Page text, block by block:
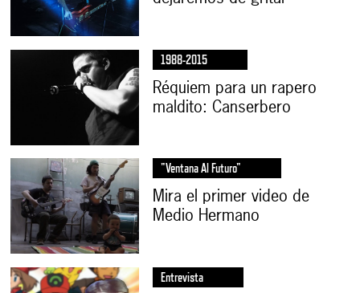
1988-2015
Réquiem para un rapero
maldito: Canserbero
"ventana Al Futuro"
Mira el primer video de
Medio Hermano
Entrevista